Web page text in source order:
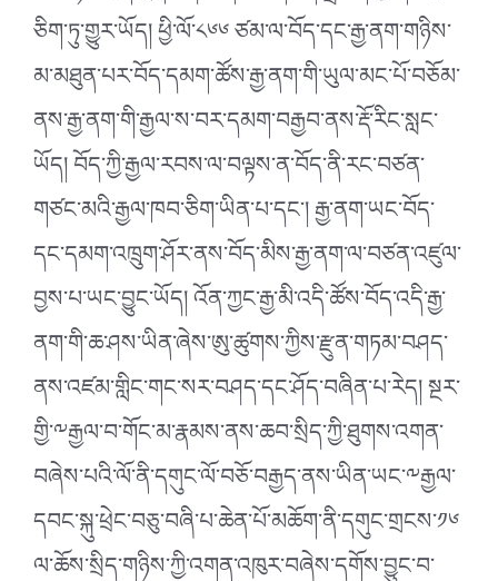
ཅིག་ཏུ་གྱུར་ཡོད། ཕྱི་ལོ་༨༦༦ ཙམ་ལ་བོད་དང་རྒྱ་ནག་གཉིས་
མ་མཐུན་པར་བོད་དམག་ཚོས་རྒྱ་ནག་གི་ཡུལ་མང་པོ་བཅོམ་
ནས་རྒྱ་ནག་གི་རྒྱལ་ས་བར་དམག་བརྒྱབ་ནས་རྡོ་རིང་སླང་
ཡོད། བོད་ཀྱི་རྒྱལ་རབས་ལ་བལྟས་ན་བོད་ནི་རང་བཙན་
གཙང་མའི་རྒྱལ་ཁབ་ཅིག་ཡིན་པ་དང་། རྒྱ་ནག་ཡང་བོད་
དང་དམག་འཁྲུག་ཤོར་ནས་བོད་མིས་རྒྱ་ནག་ལ་བཙན་འཛུལ་
བྱས་པ་ཡང་བྱུང་ཡོད། འོན་ཀྱང་རྒྱ་མི་འདི་ཚོས་བོད་འདི་རྒྱ་
ནག་གི་ཆ་ཤས་ཡིན་ཞེས་ཨུ་ཚུགས་ཀྱིས་རྫུན་གཏམ་བཤད་
ནས་འཛམ་གླིང་གང་སར་བཤད་དང་ཤོད་བཞིན་པ་རེད། སྔར་
གྱི་༸རྒྱལ་བ་གོང་མ་རྣམས་ནས་ཆབ་སྲིད་ཀྱི་ཐུགས་འགན་
བཞེས་པའི་ལོ་ནི་དགུང་ལོ་བཅོ་བརྒྱད་ནས་ཡིན་ཡང་༸རྒྱལ་
དབང་སྐུ་ཕྲེང་བཅུ་བཞི་པ་ཆེན་པོ་མཆོག་ནི་དགུང་གྲངས་༡༦